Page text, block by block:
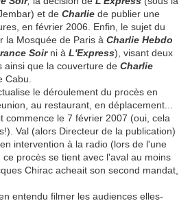
et de Charlie de publier une
en février 2006​. Enfin, le sujet du
la Mosquée de Paris à Charlie Hebdo
Soirni à L'Express), visant deux
ainsi que la couverture de Charlie
Cabu.
le déroulement du procès en
au restaurant, en déplacement...
commence le 7 février 2007 (oui, cela
Val (alors Directeur de la publication)
intervention à la radio (lors de l'une
procès se tient avec l'aval au moins
Chirac acheait son second mandat,
entendu filmer les audiences elles-